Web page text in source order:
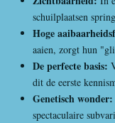
schuilplaatsen
Hoge
aaien, zorgt hun
De perfecte basis:
dit de eerste
Genetisch wonder:
spectaculaire